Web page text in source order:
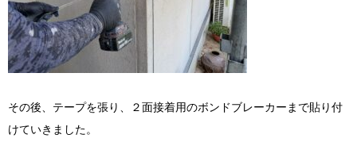
その後、テープを張り、２面接着用のボンドブレーカーまで貼り付
けていきました。